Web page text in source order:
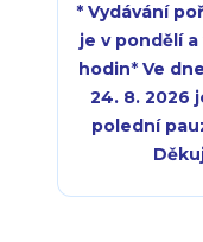
* Vydávání
je v pondělí
hodin* Ve
24. 8. 2026
polední